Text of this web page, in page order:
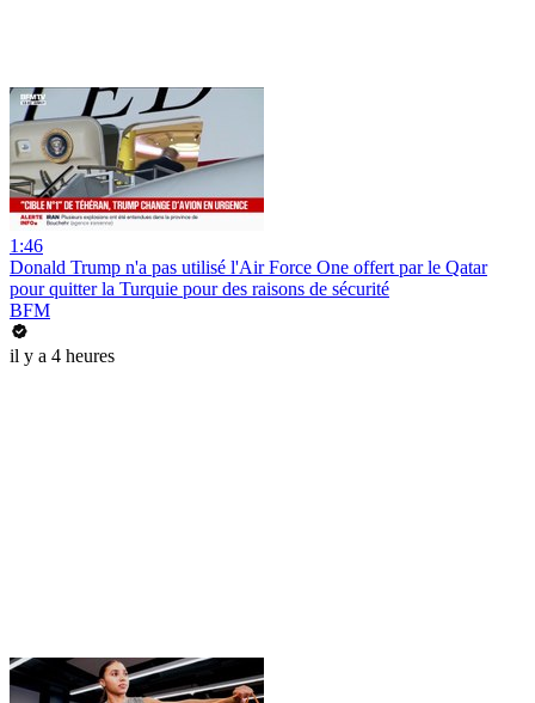
1:46
Donald Trump n'a pas utilisé l'Air Force One offert par le Qatar
pour quitter la Turquie pour des raisons de sécurité
BFM
il y a 4 heures